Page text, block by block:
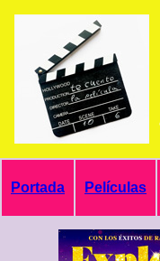
Portada Películas